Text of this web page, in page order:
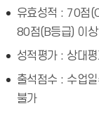
유효성적 : 70점
80점(B등급) 이
성적평가 : 상대
출석점수 : 수업
불가